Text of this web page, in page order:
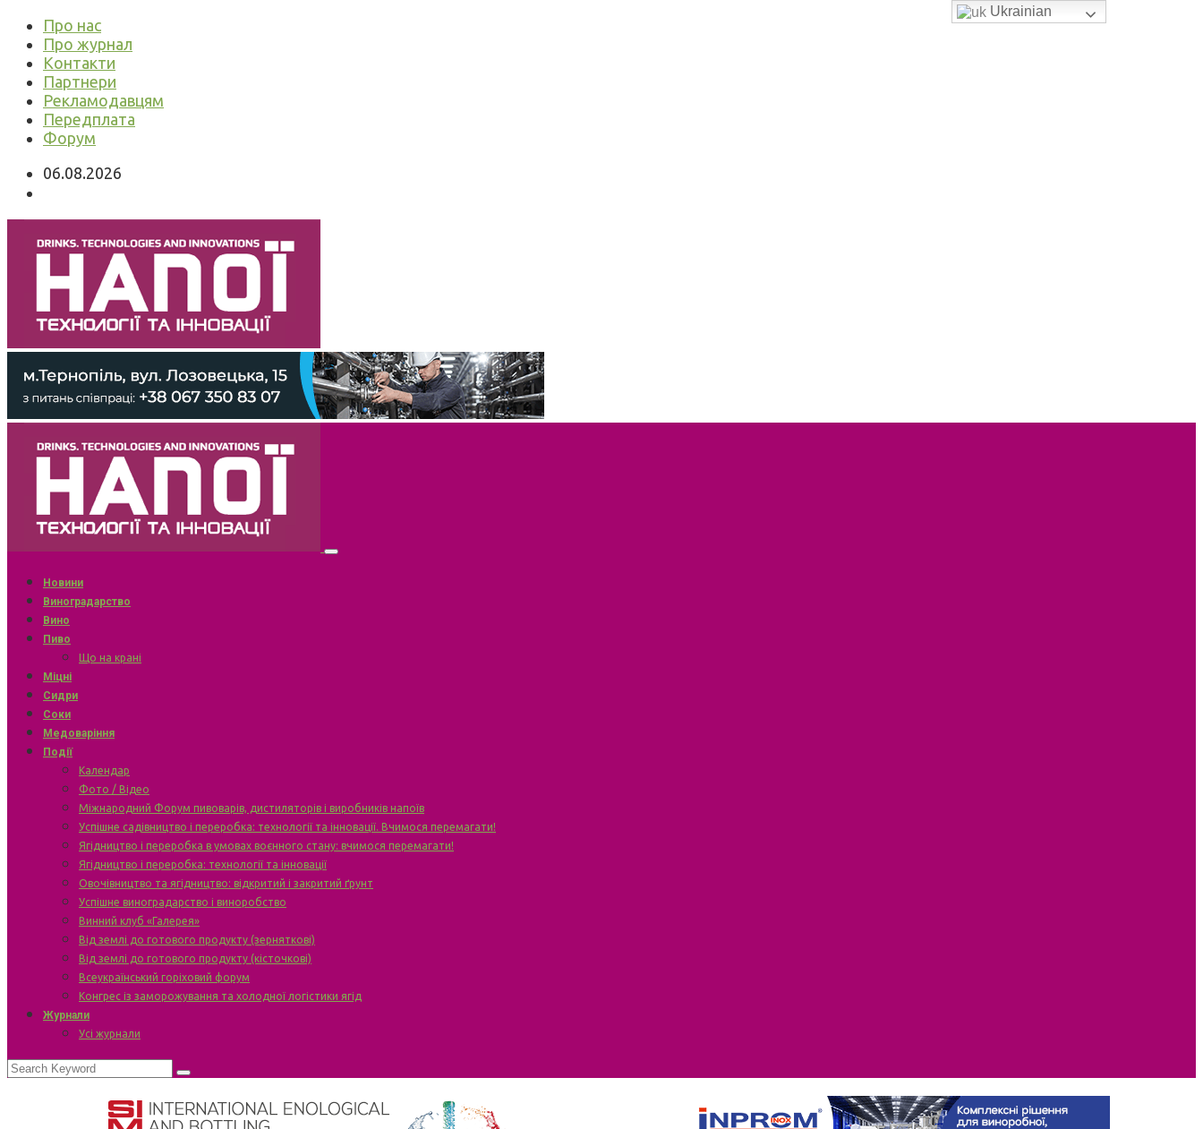
Про нас
Про журнал
Контакти
Партнери
Рекламодавцям
Передплата
Форум
06.08.2026
Новини
Виноградарство
Вино
Пиво
Що на крані
Міцні
Сидри
Соки
Медоваріння
Події
Календар
Фото / Відео
Міжнародний Форум пивоварів, дистиляторів і виробників напоїв
Успішне садівництво і переробка: технології та інновації. Вчимося перемагати!
Ягідництво і переробка в умовах воєнного стану: вчимося перемагати!
Ягідництво і переробка: технології та інновації
Овочівництво та ягідництво: відкритий і закритий ґрунт
Успішне виноградарство і виноробство
Винний клуб «Галерея»
Від землі до готового продукту (зерняткові)
Від землі до готового продукту (кісточкові)
Всеукраїнський горіховий форум
Конгрес із заморожування та холодної логістики ягід
Журнали
Усі журнали
Ukrainian